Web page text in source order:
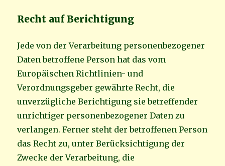
Recht auf Berichtigung
Jede von der Verarbeitung personenbezogener
Daten betroffene Person hat das vom
Europäischen Richtlinien- und
Verordnungsgeber gewährte Recht, die
unverzügliche Berichtigung sie betreffender
unrichtiger personenbezogener Daten zu
verlangen. Ferner steht der betroffenen Person
das Recht zu, unter Berücksichtigung der
Zwecke der Verarbeitung, die